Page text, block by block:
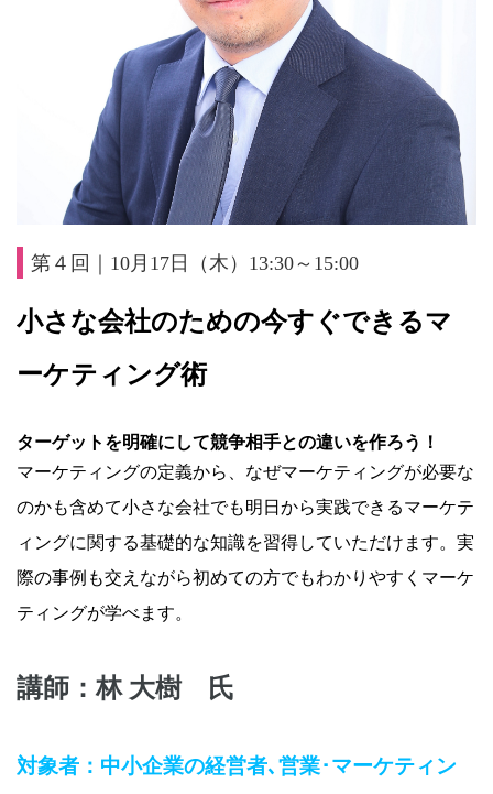
第４回｜10月17日（木）13:30～15:00
小さな会社のための今すぐできるマ
ーケティング術
ターゲットを明確にして競争相手との違いを作ろう！
マーケティングの定義から、なぜマーケティングが必要な
のかも含めて小さな会社でも明日から実践できるマーケテ
ィングに関する基礎的な知識を習得していただけます。実
際の事例も交えながら初めての方でもわかりやすくマーケ
ティングが学べます。
講師：林 大樹 氏
対象者： 中小企業の経営者､営業･マーケティン